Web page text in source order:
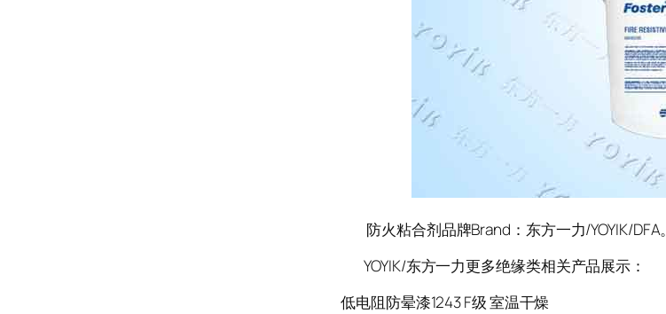
防火粘合剂品牌Brand：东方一力/YOYIK/DFA。
YOYIK/东方一力更多绝缘类相关产品展示：
低电阻防晕漆1243 F级 室温干燥